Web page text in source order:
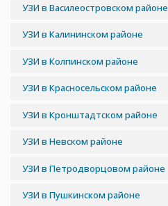
УЗИ в Василеостровском районе
УЗИ в Калининском районе
УЗИ в Колпинском районе
УЗИ в Красносельском районе
УЗИ в Кронштадтском районе
УЗИ в Невском районе
УЗИ в Петродворцовом районе
УЗИ в Пушкинском районе